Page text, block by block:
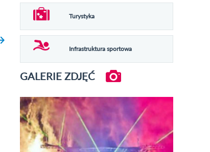
Turystyka
Infrastruktura sportowa
GALERIE ZDJĘĆ